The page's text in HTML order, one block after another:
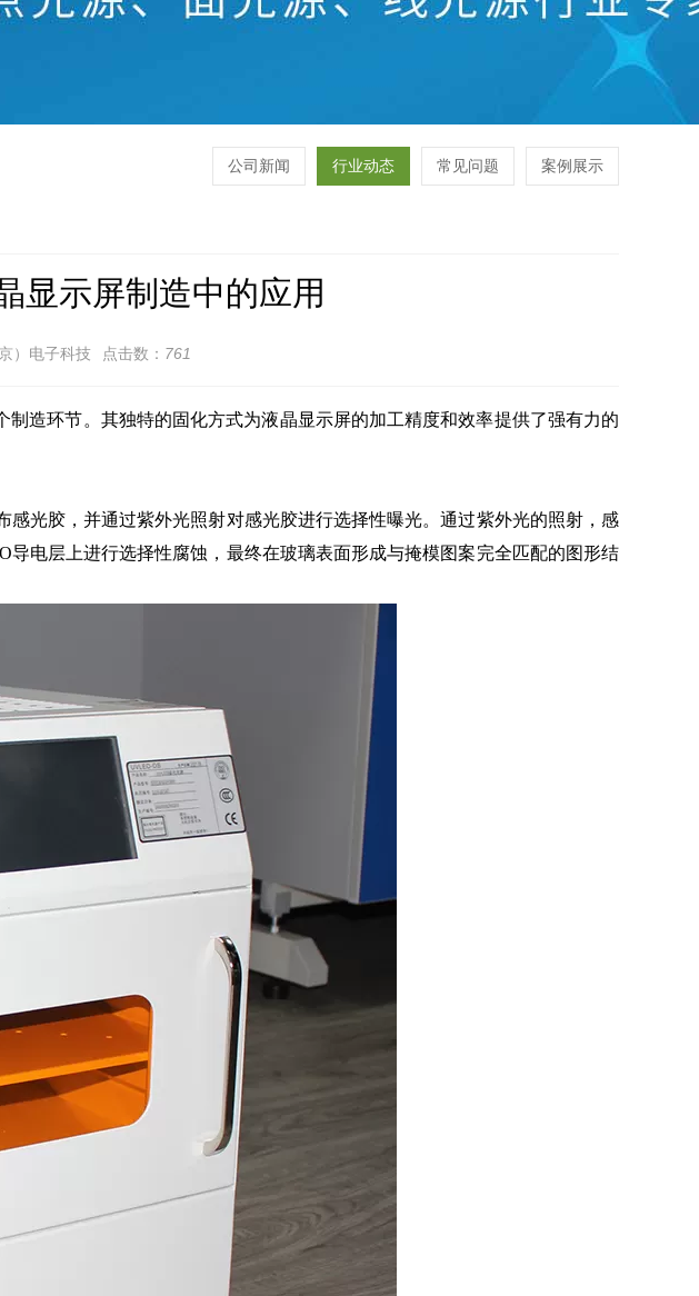
公司新闻 行业动态 常见问题 案例展示
显示屏制造中的应用
）电子科技 点击数： 761
制造环节。其独特的固化方式为液晶显示屏的加工精度和效率提供了强有力的
胶，并通过紫外光照射对感光胶进行选择性曝光。通过紫外光的照射，感
电层上进行选择性腐蚀，最终在玻璃表面形成与掩模图案完全匹配的图形结